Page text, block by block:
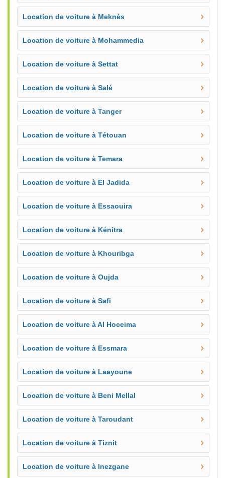
Location de voiture à Meknès
Location de voiture à Mohammedia
Location de voiture à Settat
Location de voiture à Salé
Location de voiture à Tanger
Location de voiture à Tétouan
Location de voiture à Temara
Location de voiture à El Jadida
Location de voiture à Essaouira
Location de voiture à Kénitra
Location de voiture à Khouribga
Location de voiture à Oujda
Location de voiture à Safi
Location de voiture à Al Hoceima
Location de voiture à Essmara
Location de voiture à Laayoune
Location de voiture à Beni Mellal
Location de voiture à Taroudant
Location de voiture à Tiznit
Location de voiture à Inezgane